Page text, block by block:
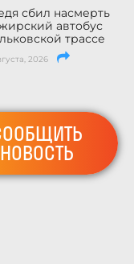
сбил насмерть
автобус
трассе
2026
НОВОСТЬ